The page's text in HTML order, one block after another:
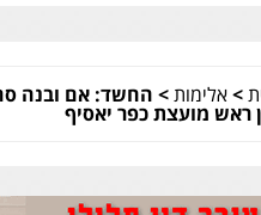
>אלימות> החשד: אם ובנה
ראש מועצת כפר יאסיף